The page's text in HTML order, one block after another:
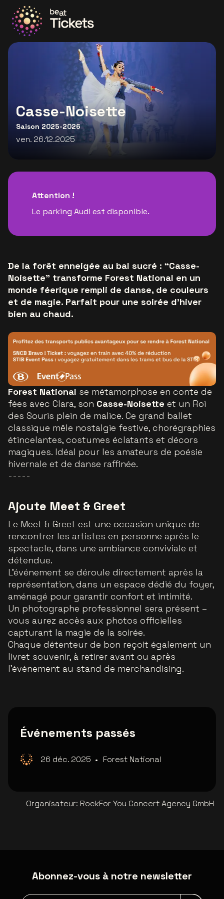
Allez à la page d'accueil
Casse-Noisette
Saison 2025-2026
ven. 26.12.2025
Attention !
Le parking Audi est disponible.
De la forêt enneigée au bal sucré : “Casse-
Noisette” transforme Forest National en un
monde féerique rempli de danse, de couleurs
et de magie. Parfait pour une soirée d’hiver
bien au chaud.
Forest National se métamorphose en conte de
fées avec Clara, son Casse-Noisette et un Roi
des Souris plein de malice. Ce grand ballet
classique mêle nostalgie festive, chorégraphies
étincelantes, costumes éclatants et décors
magiques. Idéal pour les amateurs de poésie
hivernale et de danse raffinée.
-----
Ajoute Meet & Greet
Le Meet & Greet est une occasion unique de
rencontrer les artistes en personne après le
spectacle, dans une ambiance conviviale et
détendue.
L’événement se déroule directement après la
représentation, dans un espace dédié du foyer,
aménagé pour garantir confort et intimité.
Un photographe professionnel sera présent –
vous aurez accès aux photos officielles
capturant la magie de la soirée.
Chaque détenteur de bon reçoit également un
livret souvenir, à retirer avant ou après
l’événement au stand de merchandising.
Événements passés
26 déc. 2025 • Forest National
Organisateur: RockFor You Concert Agency GmbH
Abonnez-vous à notre newsletter